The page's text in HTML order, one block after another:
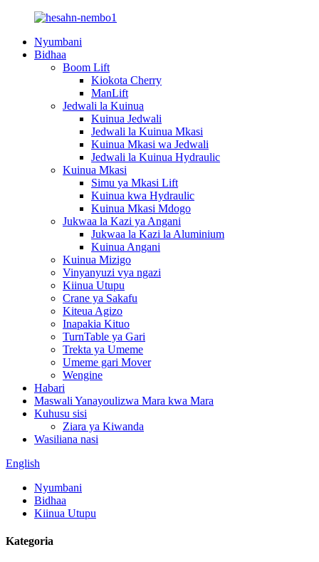
Nyumbani
Bidhaa
Boom Lift
Kiokota Cherry
ManLift
Jedwali la Kuinua
Kuinua Jedwali
Jedwali la Kuinua Mkasi
Kuinua Mkasi wa Jedwali
Jedwali la Kuinua Hydraulic
Kuinua Mkasi
Simu ya Mkasi Lift
Kuinua kwa Hydraulic
Kuinua Mkasi Mdogo
Jukwaa la Kazi ya Angani
Jukwaa la Kazi la Aluminium
Kuinua Angani
Kuinua Mizigo
Vinyanyuzi vya ngazi
Kiinua Utupu
Crane ya Sakafu
Kiteua Agizo
Inapakia Kituo
TurnTable ya Gari
Trekta ya Umeme
Umeme gari Mover
Wengine
Habari
Maswali Yanayoulizwa Mara kwa Mara
Kuhusu sisi
Ziara ya Kiwanda
Wasiliana nasi
English
Nyumbani
Bidhaa
Kiinua Utupu
Kategoria